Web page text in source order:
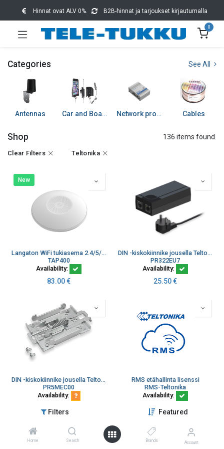
Filters Featured
Home Search Brands Account
Hinnat ovat ALV 0%. B2B-hinnat ja tarjoukset kirjautumalla
0
Categories See All
Antennas Car and Boat accessories Network products Cables
Shop 136 items found.
Clear Filters Teltonika
New
Langaton WiFi tukiasema 2.4/5/6GHz 802.11b/g/n/ac/ax WiFi 6 Free RMS
TAP400
Availability:
83.00€
DIN -kiskokiinnike jousella Teltonikan reitittimille (kopio)
PR322EU7
Availability:
25.50€
DIN -kiskokiinnike jousella Teltonikan reitittimille
PR5MEC00
Availability:
6.60
RMS etähallinta lisenssi
RMS-Teltonika
Availability:
2.05 €